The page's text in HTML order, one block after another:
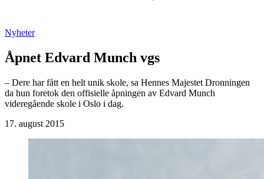
Nyheter
Åpnet Edvard Munch vgs
– Dere har fått en helt unik skole, sa Hennes Majestet Dronningen
da hun foretok den offisielle åpningen av Edvard Munch
videregående skole i Oslo i dag.
17. august 2015